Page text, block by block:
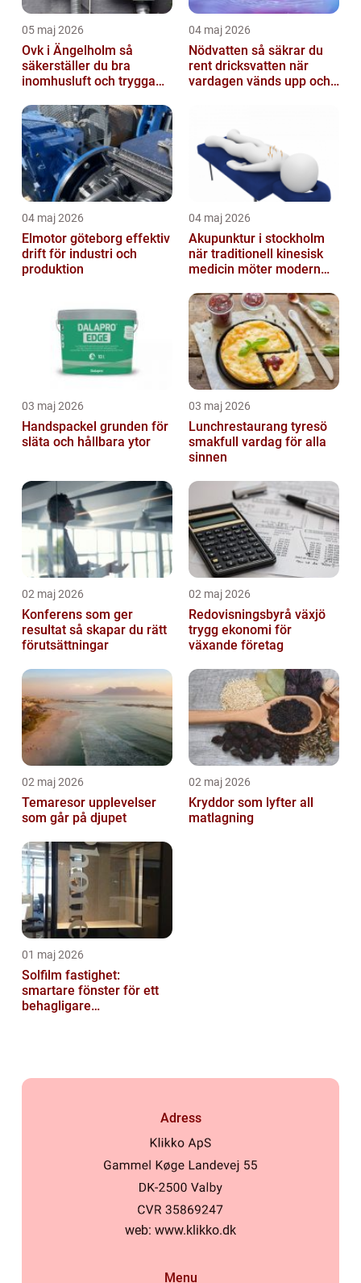
05 maj 2026
Ovk i Ängelholm så
säkerställer du bra
inomhusluft och trygga
04 maj 2026
Nödvatten så säkrar du
rent dricksvatten när
vardagen vänds upp och
04 maj 2026
Elmotor göteborg effektiv
drift för industri och
produktion
04 maj 2026
Akupunktur i stockholm
när traditionell kinesisk
medicin möter modern
03 maj 2026
Handspackel grunden för
släta och hållbara ytor
03 maj 2026
Lunchrestaurang tyresö
smakfull vardag för alla
sinnen
02 maj 2026
Konferens som ger
resultat så skapar du rätt
förutsättningar
02 maj 2026
Redovisningsbyrå växjö
trygg ekonomi för
växande företag
02 maj 2026
Temaresor upplevelser
som går på djupet
02 maj 2026
Kryddor som lyfter all
matlagning
01 maj 2026
Solfilm fastighet:
smartare fönster för ett
behagligare
Adress
web: www.klikko.dk
Menu